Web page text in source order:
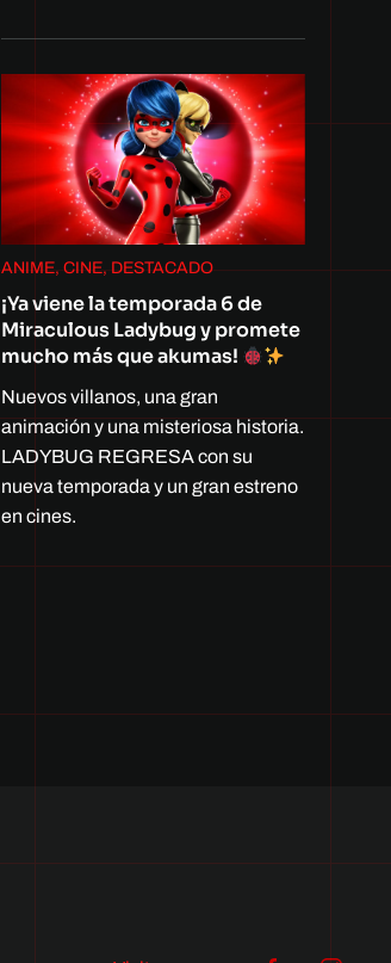
ANIME, CINE, DESTACADO
¡Ya viene la temporada 6 de
Miraculous Ladybug y promete
mucho más que akumas!
Nuevos villanos, una gran
animación y una misteriosa historia.
LADYBUG REGRESA con su
nueva temporada y un gran estreno
en cines.